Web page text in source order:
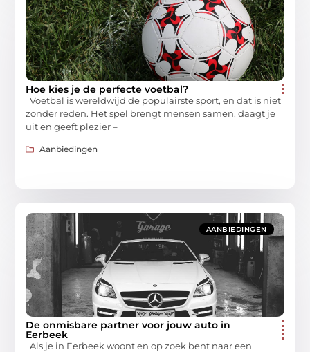
Hoe kies je de perfecte voetbal?
Voetbal is wereldwijd de populairste sport, en dat is niet
zonder reden. Het spel brengt mensen samen, daagt je
uit en geeft plezier –
Aanbiedingen
AANBIEDINGEN
De onmisbare partner voor jouw auto in
Eerbeek
Als je in Eerbeek woont en op zoek bent naar een